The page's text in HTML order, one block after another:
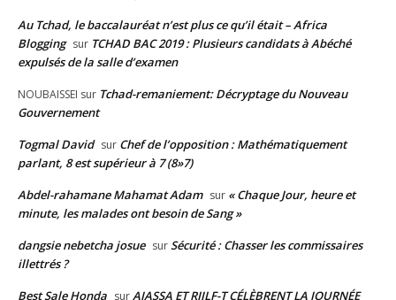
Au Tchad, le baccalauréat n’est plus ce qu’il était – Africa
Blogging sur TCHAD BAC 2019 : Plusieurs candidats à Abéché
expulsés de la salle d’examen
NOUBAISSEI sur Tchad-remaniement: Décryptage du Nouveau
Gouvernement
Togmal David sur Chef de l’opposition : Mathématiquement
parlant, 8 est supérieur à 7 (8»7)
Abdel-rahamane Mahamat Adam sur « Chaque Jour, heure et
minute, les malades ont besoin de Sang »
dangsie nebetcha josue surSécurité : Chasser les commissaires
illettrés ?
Best Sale Honda surAJASSA ET RIJLF-T CÉLÈBRENT LA JOURNÉE